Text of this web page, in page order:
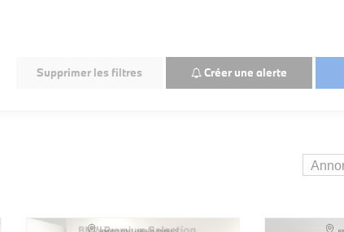
Supprimer les filtres Créer une alerte